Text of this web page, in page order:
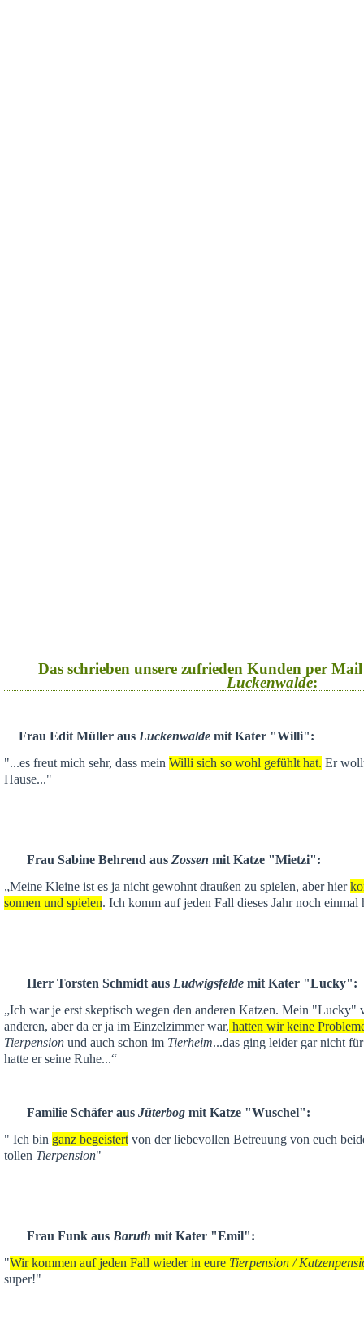
Das schrieben unsere zufrieden Kunden per
Luckenwalde:
Frau Edit Müller aus Luckenwalde mit Kater "Willi":
"...es freut mich sehr, dass mein Willi sich so wohl gefühlt hat. Er
Hause..."
Frau Sabine Behrend aus Zossen mit Katze "Mietzi":
„Meine Kleine ist es ja nicht gewohnt draußen zu spielen, aber hier
sonnen und spielen. Ich komm auf jeden Fall dieses Jahr noch einmal
Herr Torsten Schmidt aus Ludwigsfelde mit Kater "Lucky":
„Ich war je erst skeptisch wegen den anderen Katzen. Mein "Lucky"
anderen, aber da er ja im Einzelzimmer war, hatten wir keine
Tierpension und auch schon im Tierheim...das ging leider gar nicht
hatte er seine Ruhe...“
Familie Schäfer aus Jüterbog mit Katze "Wuschel":
" Ich bin ganz begeistert von der liebevollen Betreuung von euch
tollen Tierpension"
Frau Funk aus Baruth mit Kater "Emil":
"Wir kommen auf jeden Fall wieder in eure Tierpension /
super!"